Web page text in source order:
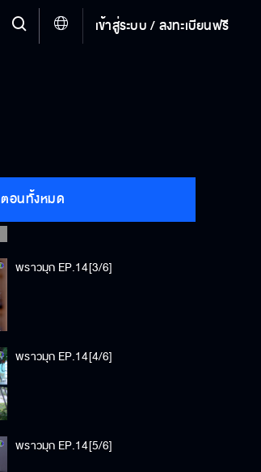
เข้าสู่ระบบ / ลงทะเบียนฟรี
ตอนทั้งหมด
พราวมุก EP.14[2/6]
พราวมุก EP.14[3/6]
พราวมุก EP.14[4/6]
พราวมุก EP.14[5/6]